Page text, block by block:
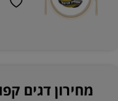
מחירון דגים